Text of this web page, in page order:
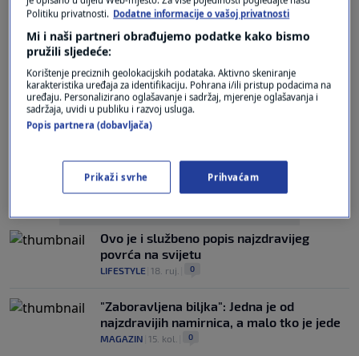
Ovo je i službeno popis najzdravijeg
povrća na svijetu
LIFESTYLE 18. ruj. 0
"Zaboravljena biljka": Jedna je od
najzdravijih namirnica, a malo tko je jede
MAGAZIN 15. kol. 0
Politiku privatnosti. Dodatne informacije o vašoj privatnosti
Mi i naši partneri obrađujemo podatke kako bismo
pružili sljedeće:
Korištenje preciznih geolokacijskih podataka. Aktivno skeniranje
karakteristika uređaja za identifikaciju. Pohrana i/ili pristup podacima na
uređaju. Personalizirano oglašavanje i sadržaj, mjerenje oglašavanja i
sadržaja, uvidi u publiku i razvoj usluga.
Popis partnera (dobavljača)
Prikaži svrhe Prihvaćam